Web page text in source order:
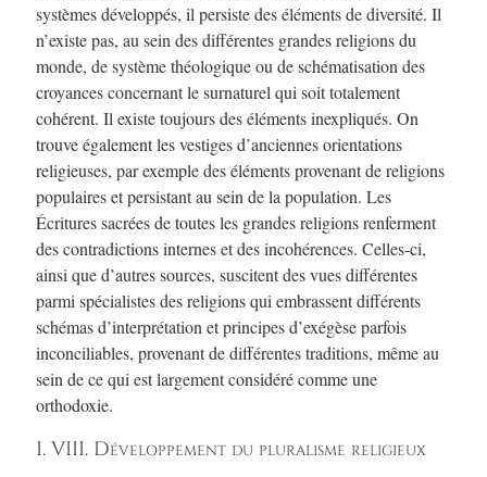
systèmes développés, il persiste des éléments de diversité. Il
n’existe pas, au sein des différentes grandes religions du
monde, de système théologique ou de schématisation des
croyances concernant le surnaturel qui soit totalement
cohérent. Il existe toujours des éléments inexpliqués. On
trouve également les vestiges d’anciennes orientations
religieuses, par exemple des éléments provenant de religions
populaires et persistant au sein de la population. Les
Écritures sacrées de toutes les grandes religions renferment
des contradictions internes et des incohérences. Celles-ci,
ainsi que d’autres sources, suscitent des vues différentes
parmi spécialistes des religions qui embrassent différents
schémas d’interprétation et principes d’exégèse parfois
inconciliables, provenant de différentes traditions, même au
sein de ce qui est largement considéré comme une
orthodoxie.
I. VIII. Développement du pluralisme religieux